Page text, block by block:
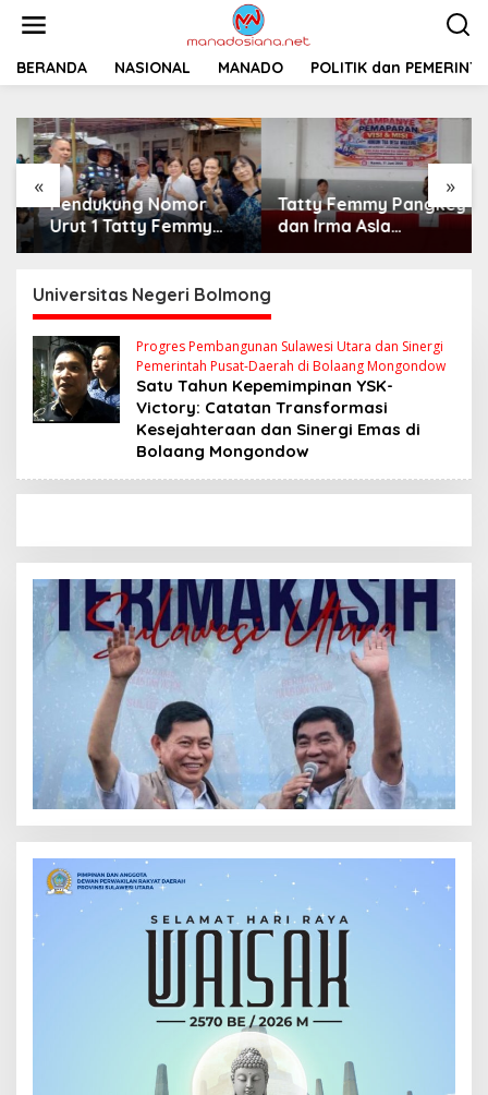
t
BERANDA NASIONAL MANADO POLITIK dan
« »
Pendukung Nomor
Urut 1 Tatty Femmy
Pangkey Berikan
Pemaparan Visi dan
Misi di Desa Waleure
Tatty Femmy Pangkey
dan Irma Asla
Paparkan Visi Misi
Pemaparan di Balai
Desa Waleure
Universitas Negeri Bolmong
Progres Pembangunan Sulawesi Utara dan Sinergi
Pemerintah Pusat-Daerah di Bolaang Mongondow
Satu Tahun Kepemimpinan YSK-
Victory: Catatan Transformasi
Kesejahteraan dan Sinergi Emas di
Bolaang Mongondow